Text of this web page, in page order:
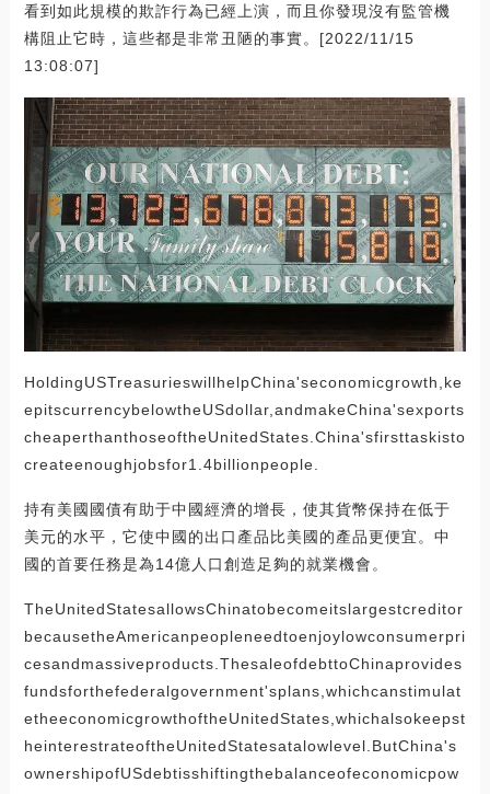
看到如此規模的欺詐行為已經上演，而且你發現沒有監管機
構阻止它時，這些都是非常丑陋的事實。[2022/11/15
13:08:07]
HoldingUSTreasurieswillhelpChina'seconomicgrowth,ke
epitscurrencybelowtheUSdollar,andmakeChina'sexports
cheaperthanthoseoftheUnitedStates.China'sfirsttaskisto
createenoughjobsfor1.4billionpeople.
持有美國國債有助于中國經濟的增長，使其貨幣保持在低于
美元的水平，它使中國的出口產品比美國的產品更便宜。中
國的首要任務是為14億人口創造足夠的就業機會。
TheUnitedStatesallowsChinatobecomeitslargestcreditor
becausetheAmericanpeopleneedtoenjoylowconsumerpri
cesandmassiveproducts.ThesaleofdebttoChinaprovides
fundsforthefederalgovernment'splans,whichcanstimulat
etheeconomicgrowthoftheUnitedStates,whichalsokeepst
heinterestrateoftheUnitedStatesatalowlevel.ButChina's
ownershipofUSdebtisshiftingthebalanceofeconomicpow